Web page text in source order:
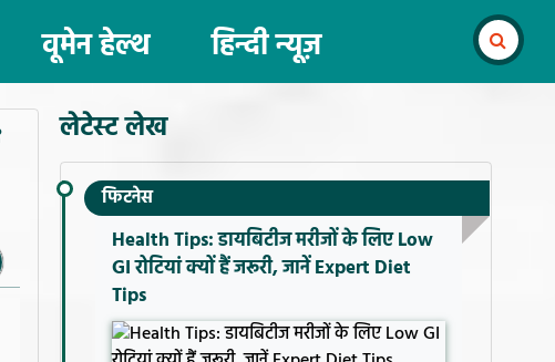
वूमेन हेल्थ हिन्दी न्यूज़
लेटेस्ट लेख
फिटनेस
Health Tips: डायबिटीज मरीजों के लिए Low
GI रोटियां क्यों हैं जरूरी, जानें Expert Diet
Tips